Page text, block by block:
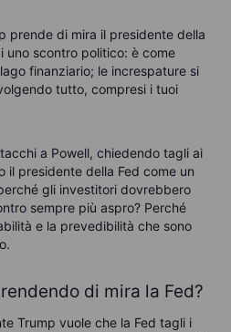
prende di mira il presidente della
uno scontro politico: è come
finanziario; le increspature si
tutto, compresi i tuoi
a Powell, chiedendo tagli ai
il presidente della Fed come un
gli investitori dovrebbero
sempre più aspro? Perché
e la prevedibilità che sono
di mira la Fed?
Trump vuole che la Fed tagli i